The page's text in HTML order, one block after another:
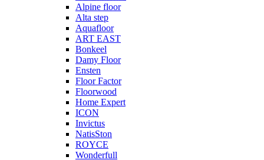
Alpine floor
Alta step
Aquafloor
ART EAST
Bonkeel
Damy Floor
Ensten
Floor Factor
Floorwood
Home Expert
ICON
Invictus
NatisSton
ROYCE
Wonderfull